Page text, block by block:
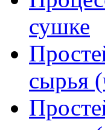
сушке
сырья